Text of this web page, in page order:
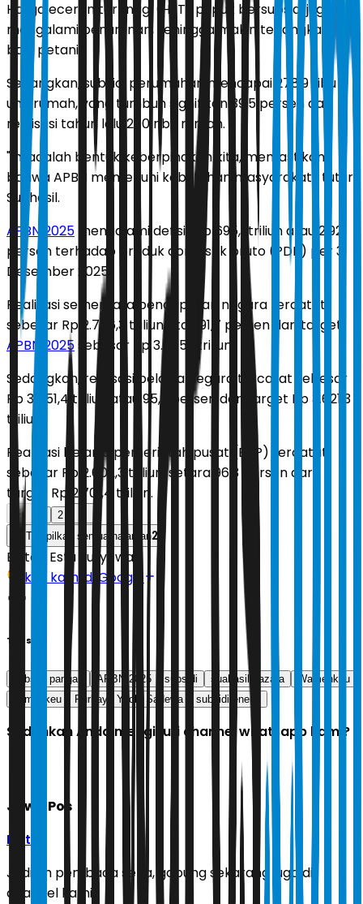
Harga eceran tertinggi (HET) pupuk bersubsidi juga
mengalami penurunan, sehingga makin terjangkau
bagi petani.
Sedangkan, subsidi perumahan mencapai 278,9 ribu
unit rumah, yang tumbuh signifikan 39,5 persen dari
realisasi tahun lalu 200 ribu rumah.
"Ini adalah bentuk keberpihakan kita, memastikan
bahwa APBN memenuhi kebutuhan masyarakat," tutur
Suahasil.
APBN 2025 mengalami defisit Rp 695,1 triliun atau 2,92
persen terhadap produk domestik bruto (PDB) per 31
Desember 2025.
Realisasi sementara pendapatan negara tercatat
sebesar Rp 2.756,3 triliun atau 91,7 persen dari target
APBN 2025sebesar Rp 3.005,1 triliun.
Sedangkan, realisasi belanja negara tercatat sebesar
Rp 3.451,4 triliun atau 95,3 persen dari target Rp 3.621,3
triliun.
Realisasi belanja pemerintah pusat (BPP) tercatat
sebesar Rp 2.602,3 triliun, setara 96,3 persen dari
target Rp 2.701,4 triliun.
2
Tampilkan semua halaman2
Editor: Estu Suryowati
Ikuti kami di Google
Tags
subsidi pangan APBN 2025 subsidi suahasil nazara
Wamenkeu
kemenkeu
Purbaya Yudhi Sadewa subsidi energi
Sudahkah Anda mengikuti channel whatsapp kami?
Jawa Pos
Ikuti
Jadilah pembaca setia, gabung sekarang juga di
channel kami!